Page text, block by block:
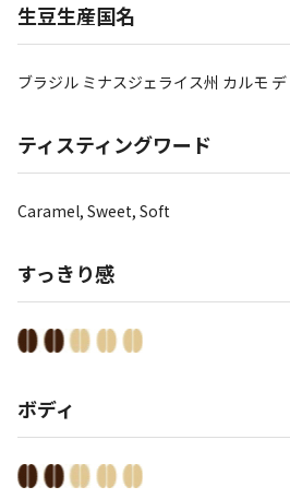
生豆生産国名
ブラジル ミナスジェライス州 カルモ
ティスティングワード
Caramel, Sweet, Soft
すっきり感
ボディ